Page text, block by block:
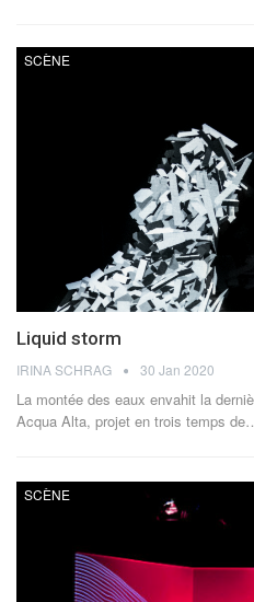
SCÈNE
Liquid storm
IRINA SCHRAG 30 Jan 2020
La montée des eaux envahit la
Acqua Alta, projet en trois temps
SCÈNE